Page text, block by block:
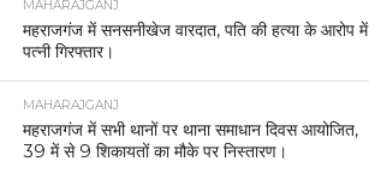
MAHARAJGANJ
महराजगंज में सनसनीखेज वारदात, पति की हत्या के आरोप में
पत्नी गिरफ्तार।
MAHARAJGANJ
महराजगंज में सभी थानों पर थाना समाधान दिवस आयोजित,
39 में से 9 शिकायतों का मौके पर निस्तारण।